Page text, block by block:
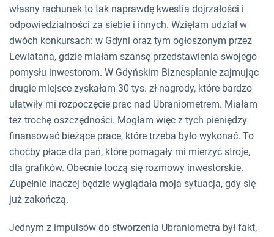
własny rachunek to tak naprawdę kwestia dojrzałości i
odpowiedzialności za siebie i innych. Wzięłam udział w
dwóch konkursach: w Gdyni oraz tym ogłoszonym przez
Lewiatana, gdzie miałam szansę przedstawienia swojego
pomysłu inwestorom. W Gdyńskim Biznesplanie zajmując
drugie miejsce zyskałam 30 tys. zł nagrody, które bardzo
ułatwiły mi rozpoczęcie prac nad Ubraniometrem. Miałam
też trochę oszczędności. Mogłam więc z tych pieniędzy
finansować bieżące prace, które trzeba było wykonać. To
choćby płace dla pań, które pomagały mi mierzyć stroje,
dla grafików. Obecnie toczą się rozmowy inwestorskie.
Zupełnie inaczej będzie wyglądała moja sytuacja, gdy się
już zakończą.
Jednym z impulsów do stworzenia Ubraniometra był fakt,